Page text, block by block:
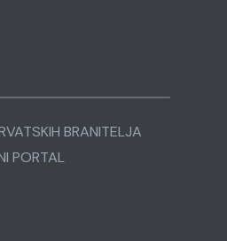
BRANITELJA
PORTAL